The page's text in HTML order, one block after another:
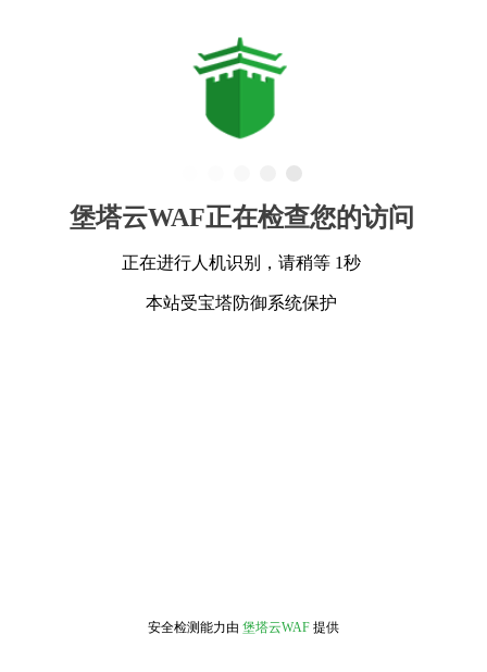
堡塔云WAF正在检查您的访问
正在进行人机识别，请稍等 1秒
本站受宝塔防御系统保护
安全检测能力由 堡塔云WAF 提供